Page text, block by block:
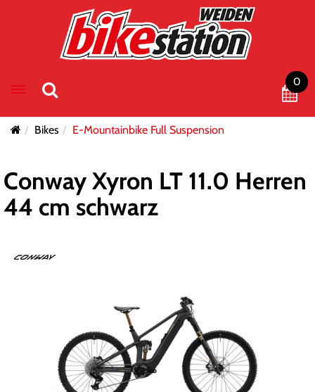
Toggle navigation
0
Bikes E-Mountainbike Full Suspension
Conway Xyron LT 11.0 Herren
44 cm schwarz